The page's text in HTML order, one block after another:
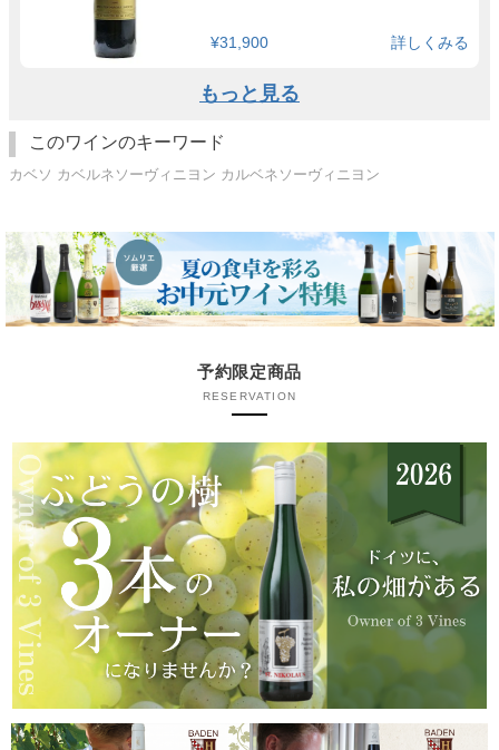
¥31,900 詳しくみる
もっと見る
このワインのキーワード
カベソ カベルネソーヴィニヨン カルベネソーヴィニヨン
予約限定商品
RESERVATION